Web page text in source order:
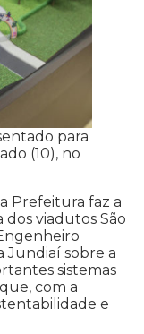
para
(10), no
Prefeitura faz a
viadutos São
Jundiaí sobre a
sistemas
com a
e